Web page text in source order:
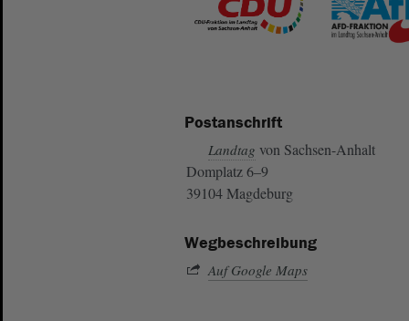
Postanschrift
Landtag von Sachsen-Anhalt
Domplatz 6–9
39104 Magdeburg
Wegbeschreibung
Auf Google Maps